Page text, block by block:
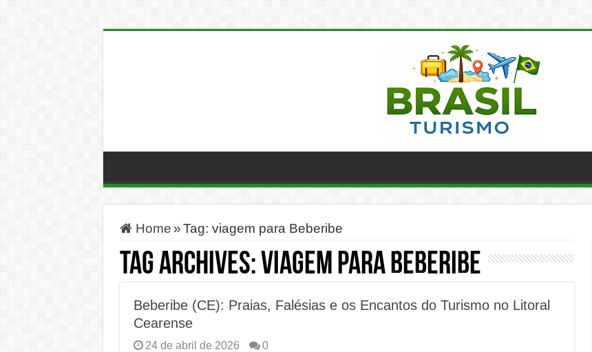
Home »Tag: viagem para Beberibe
Tag Archives: viagem para Beberibe
Beberibe (CE): Praias, Falésias e os Encantos do Turismo no Litoral
Cearense
24 de abril de 2026 0